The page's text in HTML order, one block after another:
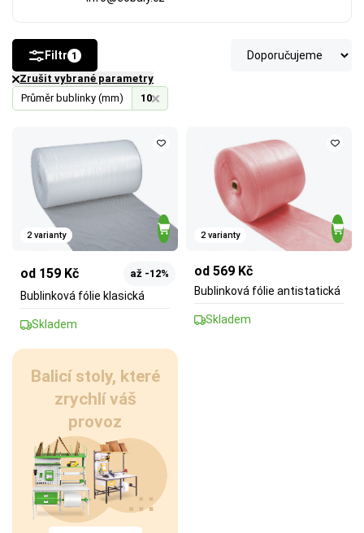
Průměr bublinky (mm) 10
Zrušit vybrané parametry
Filtr 1
2 varianty
od 159 Kč až -12%
Bublinková fólie klasická
Skladem
2 varianty
od 569 Kč
Bublinková fólie antistatická
Skladem
Balicí stoly, které
zrychlí váš
provoz